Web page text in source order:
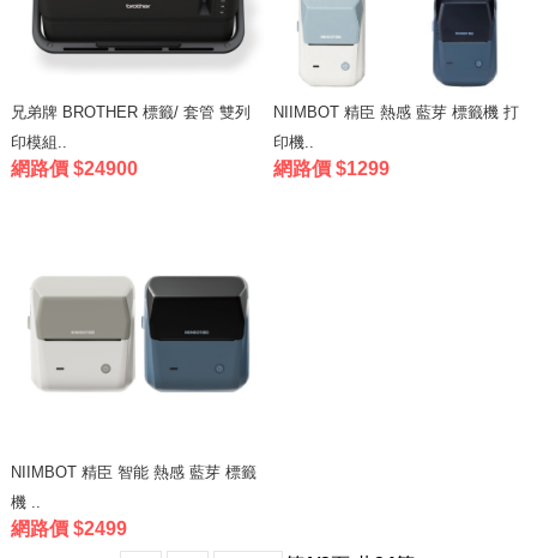
兄弟牌 BROTHER 標籤/ 套管 雙列
印模組..
網路價 $24900
NIIMBOT 精臣 熱感 藍芽 標籤機 打
印機..
網路價 $1299
NIIMBOT 精臣 智能 熱感 藍芽 標籤
機 ..
網路價 $2499